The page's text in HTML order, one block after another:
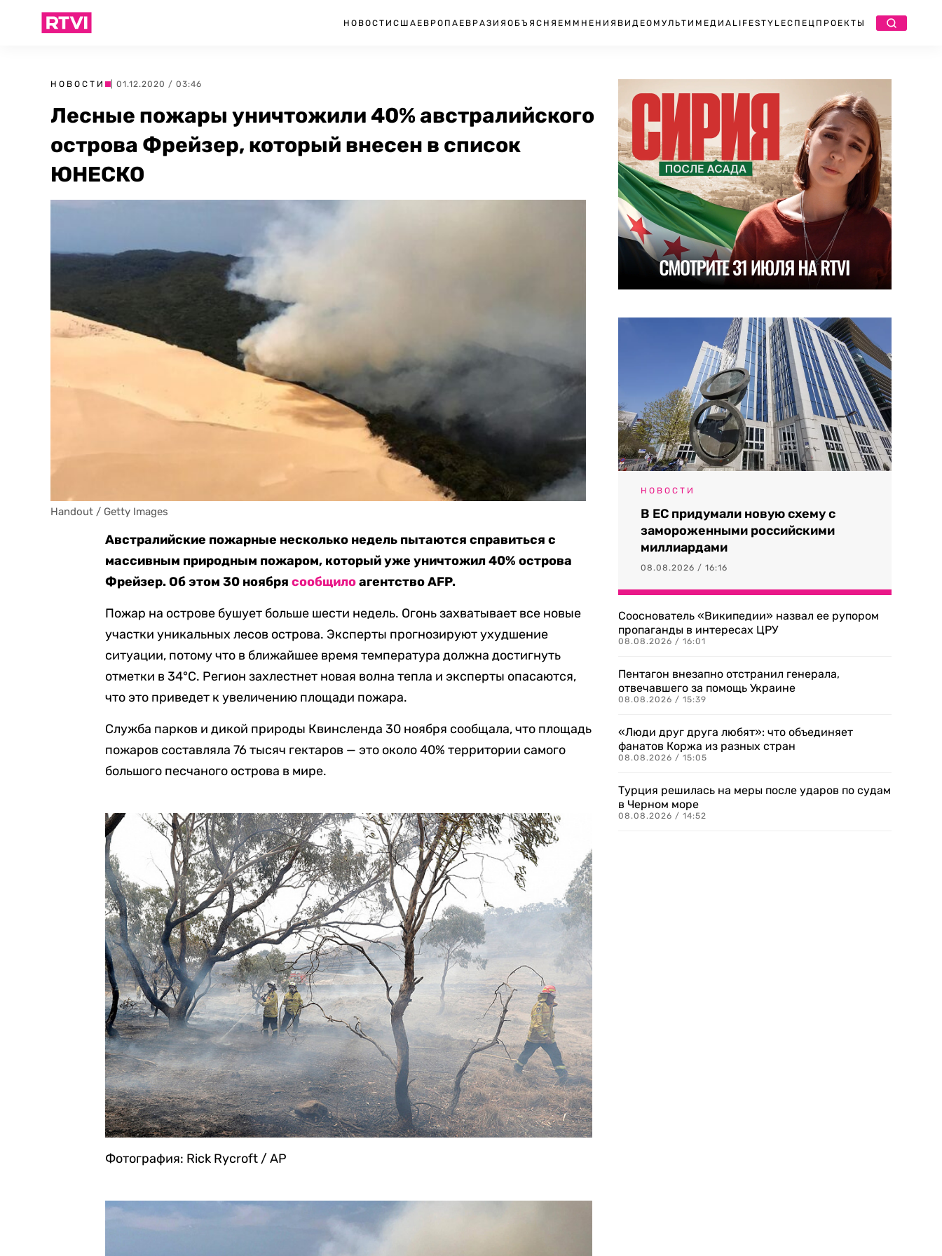
НОВОСТИ США ЕВРОПА ЕВРАЗИЯ ОБЪЯСНЯЕМ МНЕНИЯ ВИДЕО МУЛЬТИМЕДИА LIFESTYLEСПЕЦПРОЕКТЫ
НОВОСТИ | 01.12.2020 / 03:46
Лесные пожары уничтожили 40% австралийского
острова Фрейзер, который внесен в список
ЮНЕСКО
Handout / Getty Images
Австралийские пожарные несколько недель пытаются справиться с
массивным природным пожаром, который уже уничтожил 40% острова
Фрейзер. Об этом 30 ноября сообщилоагентство AFP.
Пожар на острове бушует больше шести недель. Огонь захватывает все новые
участки уникальных лесов острова. Эксперты прогнозируют ухудшение
ситуации, потому что в ближайшее время температура должна достигнуть
отметки в 34°C. Регион захлестнет новая волна тепла и эксперты опасаются,
что это приведет к увеличению площади пожара.
Служба парков и дикой природы Квинсленда 30 ноября сообщала, что площадь
пожаров составляла 76 тысяч гектаров — это около 40% территории самого
большого песчаного острова в мире.
Фотография: Rick Rycroft / AP
НОВОСТИ
В ЕС придумали новую схему с
замороженными российскими
миллиардами
08.08.2026 / 16:16
Сооснователь «Википедии» назвал ее рупором
пропаганды в интересах ЦРУ
08.08.2026 / 16:01
Пентагон внезапно отстранил генерала,
отвечавшего за помощь Украине
08.08.2026 / 15:39
«Люди друг друга любят»: что объединяет
фанатов Коржа из разных стран
08.08.2026 / 15:05
Турция решилась на меры после ударов по судам
в Черном море
08.08.2026 / 14:52